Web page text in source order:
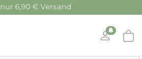
nur 6,90 € Versand